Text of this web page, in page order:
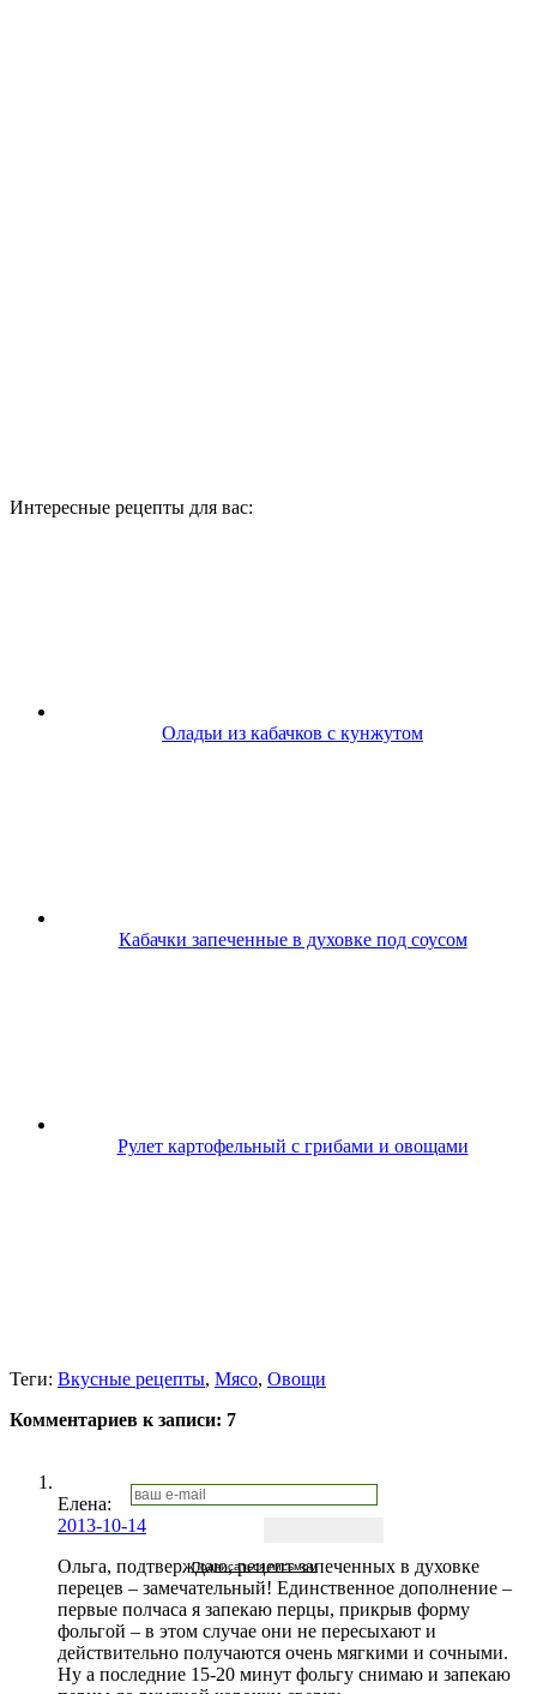
Интересные рецепты для вас:
Оладьи из кабачков с кунжутом
Кабачки запеченные в духовке под соусом
Рулет картофельный с грибами и овощами
Подписаться письмом
Теги: Вкусные рецепты, Мясо, Овощи
Комментариев к записи: 7
Елена:
2013-10-14
Ольга, подтверждаю, рецепт запеченных в духовке
перецев – замечательный! Единственное дополнение –
первые полчаса я запекаю перцы, прикрыв форму
фольгой – в этом случае они не пересыхают и
действительно получаются очень мягкими и сочными.
Ну а последние 15-20 минут фольгу снимаю и запекаю